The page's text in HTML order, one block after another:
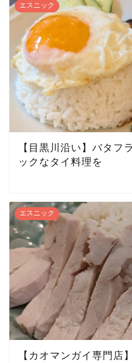
エスニック
【目黒川沿い】バタフ
ックなタイ料理を
エスニック
【カオマンガイ専門店